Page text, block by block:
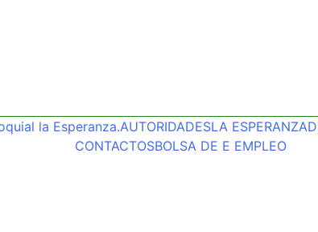
la Esperanza.AUTORIDADESLA ESPERANZA
CONTACTOSBOLSA DE E EMPLEO